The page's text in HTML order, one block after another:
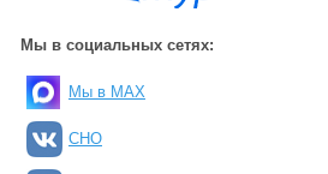
Мы в социальных сетях:
Мы в MAX
СНО